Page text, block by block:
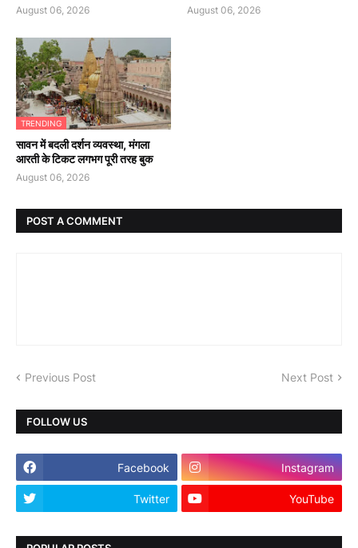
August 06, 2026 August 06, 2026
TRENDING
सावन में बदली दर्शन व्यवस्था, मंगला
आरती के टिकट लगभग पूरी तरह बुक
August 06, 2026
POST A COMMENT
Previous Post Next Post
FOLLOW US
Facebook Instagram
Twitter YouTube